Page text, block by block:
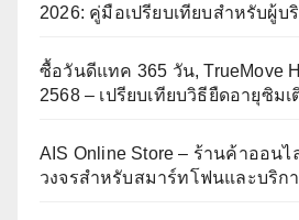
2026: คู่มือเปรียบเทียบสำหรับผู้
ซื้อวันดีแทค 365 วัน, TrueMove
2568 – เปรียบเทียบวิธียืดอายุซิมเ
AIS Online Store – ร้านค้าออน
วงจรสำหรับสมาร์ทโฟนและบริก